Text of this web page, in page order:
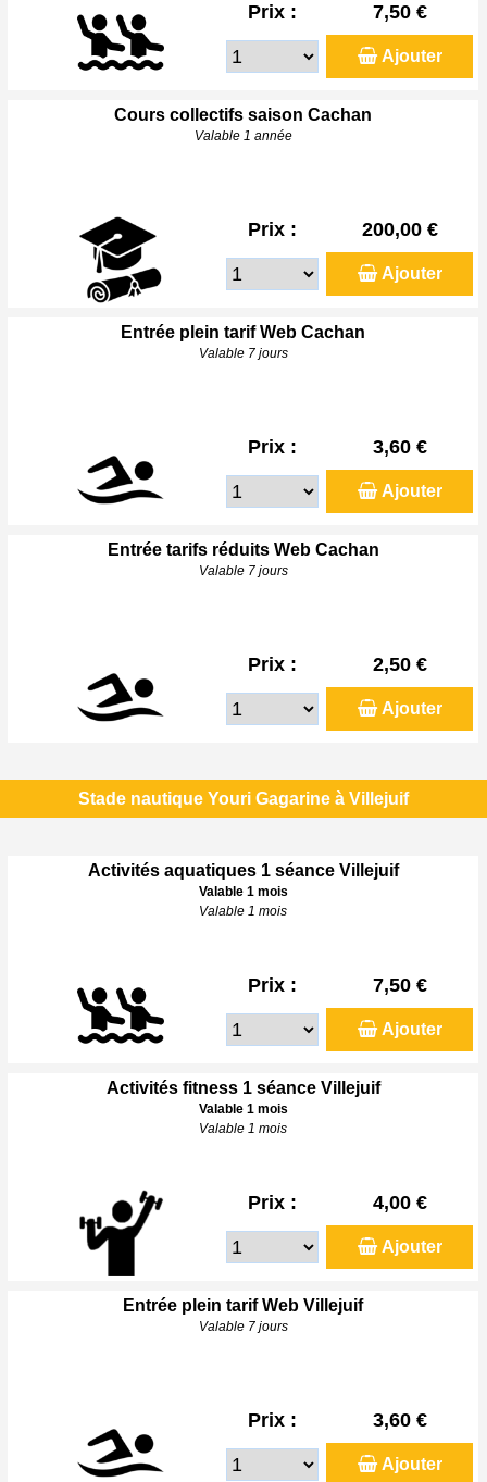
Prix : 7,50 €
Ajouter
Cours collectifs saison Cachan
Valable 1 année
Prix : 200,00 €
Ajouter
Entrée plein tarif Web Cachan
Valable 7 jours
Prix : 3,60 €
Ajouter
Entrée tarifs réduits Web Cachan
Valable 7 jours
Prix : 2,50 €
Ajouter
Stade nautique Youri Gagarine à Villejuif
Activités aquatiques 1 séance Villejuif
Valable 1 mois
Valable 1 mois
Prix : 7,50 €
Ajouter
Activités fitness 1 séance Villejuif
Valable 1 mois
Valable 1 mois
Prix : 4,00 €
Ajouter
Entrée plein tarif Web Villejuif
Valable 7 jours
Prix : 3,60 €
Ajouter